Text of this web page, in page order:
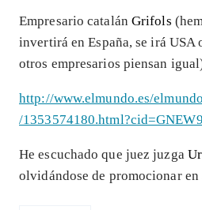
Empresario catalán Grifols
invertirá en España, se irá
otros empresarios piensan
http://www.elmundo.es/
/
He escuchado que juez juzga
olvidándose de promocionar en